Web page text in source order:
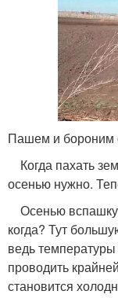
Пашем и бороним
Когда пахать
осенью нужно.
Осенью вспашку
когда? Тут
ведь
проводить
становится